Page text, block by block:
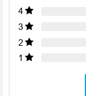
phiên bản iPad
cùng với phần
cân đối chắc
người dùng.
4
3
2
1